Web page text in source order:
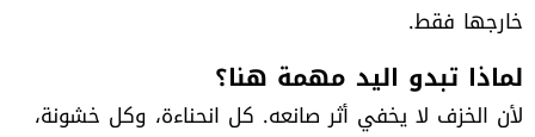
خارجها فقط.
لماذا تبدو اليد مهمة هنا؟
لأن الخزف لا يخفي أثر صانعه. كل انحناءة، وكل خشونة،